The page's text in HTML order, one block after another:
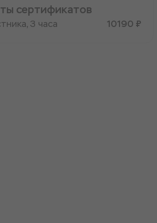
сертификатов
3 часа 10190 ₽